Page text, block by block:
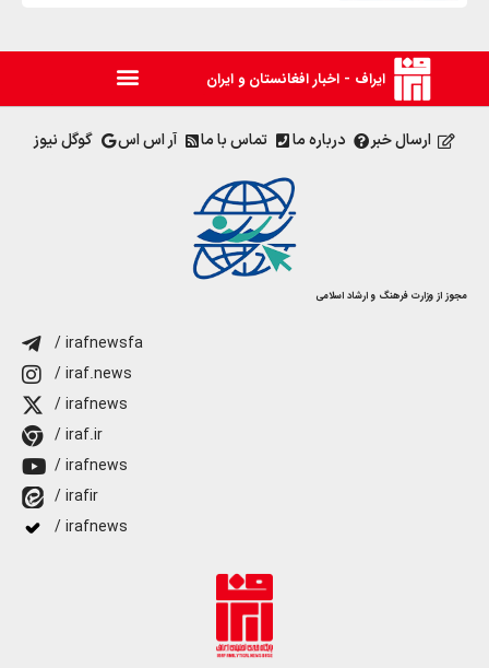
ایراف - اخبار افغانستان و ایران
ارسال خبر درباره ما تماس با ما آر اس اس گوگل نیوز
مجوز از وزارت فرهنگ و ارشاد اسلامی
/ irafnewsfa
/ iraf.news
/ irafnews
/ iraf.ir
/ irafnews
/ irafir
/ irafnews